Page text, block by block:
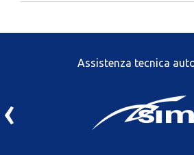
Assistenza tecnica
‹